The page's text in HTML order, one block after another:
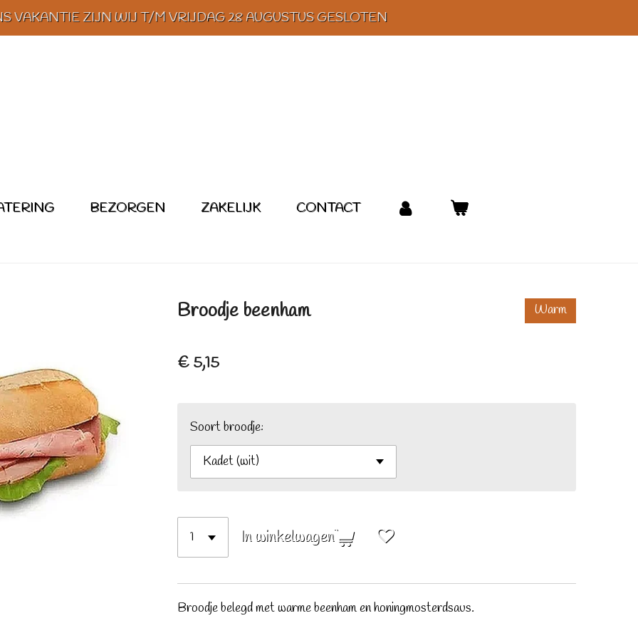
VAKANTIE ZIJN WIJ T/M VRIJDAG 28 AUGUSTUS GESLOTEN
BEZORGEN ZAKELIJK CONTACT
Broodje beenham Warm
€ 5,15
Soort broodje:
In winkelwagen
Broodje belegd met warme beenham en honingmosterdsaus.